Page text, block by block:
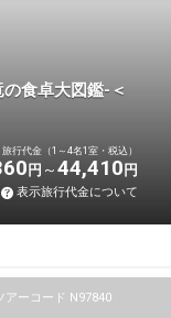
食卓大図鑑-＜
行代金（1～4名1室・税込）
円 44,410 円
表示旅行代金について
アーコード N97840